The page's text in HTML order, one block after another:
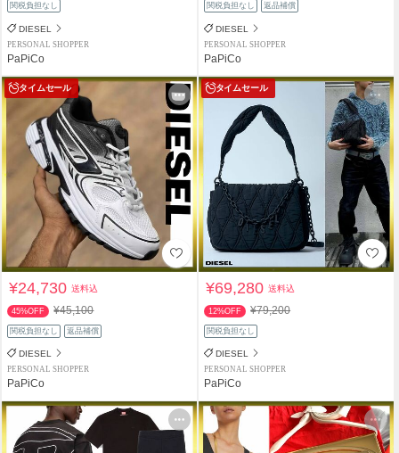
関税負担なし
DIESEL
PERSONAL SHOPPER
PaPiCo
関税負担なし 返品補償
DIESEL
PERSONAL SHOPPER
PaPiCo
タイムセール
¥24,730送料込
45%OFF ¥45,100
関税負担なし 返品補償
DIESEL
PERSONAL SHOPPER
PaPiCo
タイムセール
¥69,280送料込
12%OFF ¥79,200
関税負担なし
DIESEL
PERSONAL SHOPPER
PaPiCo